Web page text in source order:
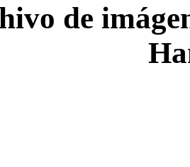
de